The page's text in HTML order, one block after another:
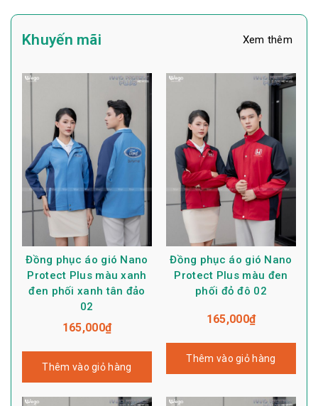
Khuyến mãi Xem thêm
Đồng phục áo gió Nano
Protect Plus màu xanh
đen phối xanh tân đảo
02
165,000₫
Thêm vào giỏ hàng
Đồng phục áo gió Nano
Protect Plus màu đen
phối đỏ đô 02
165,000₫
Thêm vào giỏ hàng